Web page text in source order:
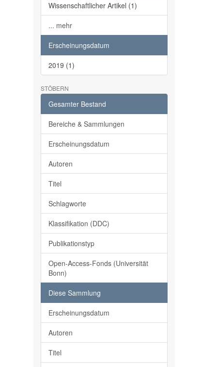
Wissenschaftlicher Artikel (1)
... mehr
Erscheinungsdatum
2019 (1)
STÖBERN
Gesamter Bestand
Bereiche & Sammlungen
Erscheinungsdatum
Autoren
Titel
Schlagworte
Klassifikation (DDC)
Publikationstyp
Open-Access-Fonds (Universität
Bonn)
Diese Sammlung
Erscheinungsdatum
Autoren
Titel